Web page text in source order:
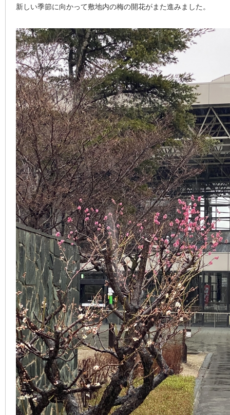
新しい季節に向かって敷地内の梅の開花がまた進みました。